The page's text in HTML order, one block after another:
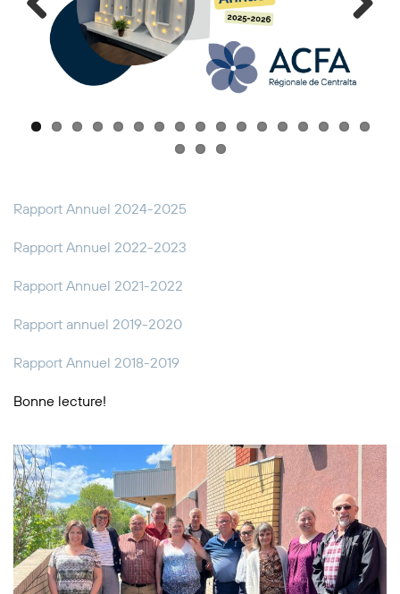
Previous
Rapport Annuel 2024-2025
Rapport Annuel 2022-2023
Rapport Annuel 2021-2022
Rapport annuel 2019-2020
Rapport Annuel 2018-2019
Bonne lecture!